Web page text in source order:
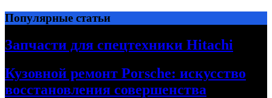
Перейти
к
содержимому
Популярные статьи
Запчасти для спецтехники Hitachi
Кузовной ремонт Porsche: искусство
восстановления совершенства